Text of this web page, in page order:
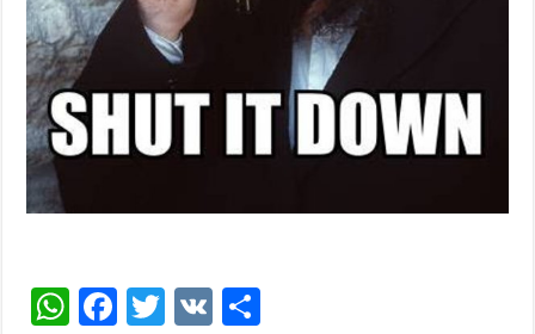
WhatsApp
Facebook
Twitter
VK